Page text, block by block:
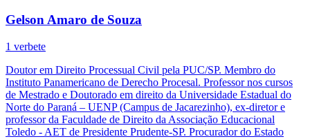
Gelson Amaro de Souza
1 verbete
Doutor em Direito Processual Civil pela PUC/SP. Membro do
Instituto Panamericano de Derecho Procesal. Professor nos cursos
de Mestrado e Doutorado em direito da Universidade Estadual do
Norte do Paraná – UENP (Campus de Jacarezinho), ex-diretor e
professor da Faculdade de Direito da Associação Educacional
Toledo - AET de Presidente Prudente-SP. Procurador do Estado